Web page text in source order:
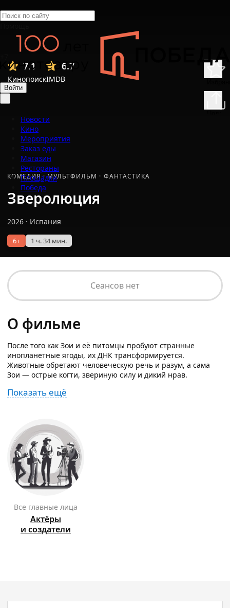
Войти
Новости
Кино
Мероприятия
Заказ еды
Магазин
Рестораны
Площадки
Победа
7.1
Кинопоиск
6.7
IMDB
КОМЕДИЯ·МУЛЬТФИЛЬМ · ФАНТАСТИКА
Зверолюция
2026 · Испания
6+ 1 ч. 34 мин.
Сеансов нет
О фильме
После того как Зои и её питомцы пробуют странные
инопланетные ягоды, их ДНК трансформируется.
Животные обретают человеческую речь и разум, а сама
Зои — острые когти, звериную силу и дикий нрав.
Показать ещё
Все главные лица
Актёры
и создатели